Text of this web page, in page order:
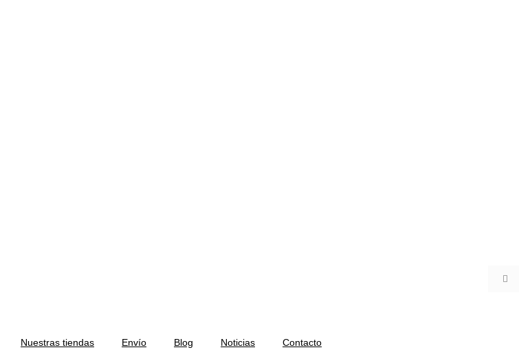

Nuestras tiendas Envío Blog Noticias Contacto